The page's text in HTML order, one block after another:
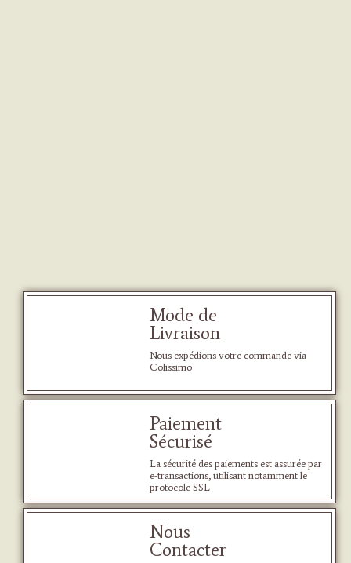
Mode de
Livraison
Nous expédions votre commande via
Colissimo
Paiement
Sécurisé
La sécurité des paiements est assurée par
e-transactions, utilisant notamment le
protocole SSL
Nous
Contacter